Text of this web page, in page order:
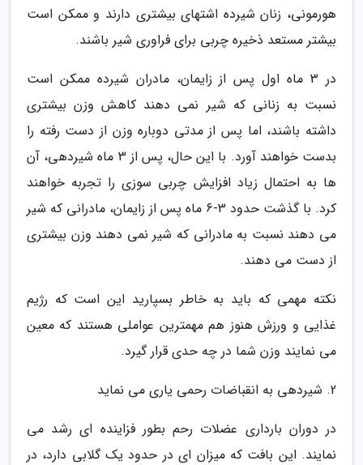
هورمونی، زنان شیرده اشتهای بیشتری دارند و ممکن است
بیشتر مستعد ذخیره چربی برای فراوری شیر باشند.
در 3 ماه اول پس از زایمان، مادران شیرده ممکن است
نسبت به زنانی که شیر نمی دهند کاهش وزن بیشتری
داشته باشند، اما پس از مدتی دوباره وزن از دست رفته را
بدست خواهند آورد. با این حال، پس از 3 ماه شیردهی، آن
ها به احتمال زیاد افزایش چربی سوزی را تجربه خواهند
کرد. با گذشت حدود 3-6 ماه پس از زایمان، مادرانی که شیر
می دهند نسبت به مادرانی که شیر نمی دهند وزن بیشتری
از دست می دهند.
نکته مهمی که باید به خاطر بسپارید این است که رژیم
غذایی و ورزش هنوز هم مهمترین عواملی هستند که معین
می نمایند وزن شما در چه حدی قرار گیرد.
2. شیردهی به انقباضات رحمی یاری می نماید
در دوران بارداری عضلات رحم بطور فزاینده ای رشد می
نمایند. این بافت که میزان ای در حدود یک گلابی دارد، در